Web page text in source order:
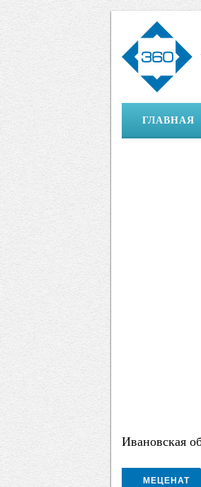
ГЛАВНАЯ
Ивановская
МЕЦЕНАТ